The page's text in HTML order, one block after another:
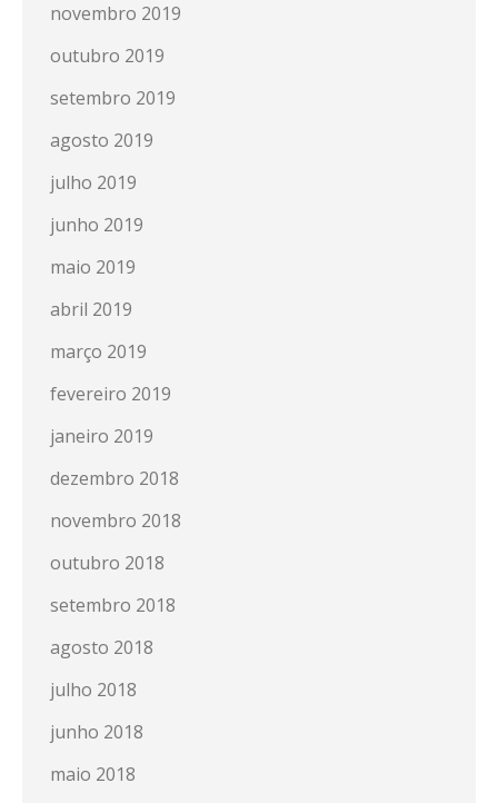
novembro 2019
outubro 2019
setembro 2019
agosto 2019
julho 2019
junho 2019
maio 2019
abril 2019
março 2019
fevereiro 2019
janeiro 2019
dezembro 2018
novembro 2018
outubro 2018
setembro 2018
agosto 2018
julho 2018
junho 2018
maio 2018